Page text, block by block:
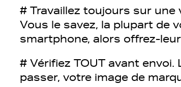
# Travaillez toujours sur
Vous le savez, la plupart de
smartphone, alors offrez-
# Vérifiez TOUT avant
passer, votre image de